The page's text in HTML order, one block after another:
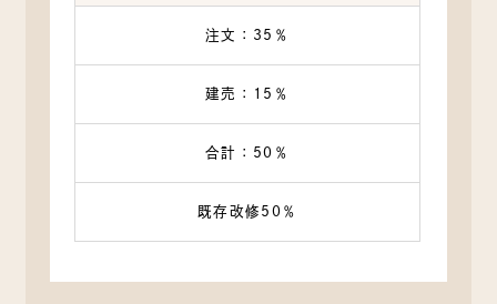
注文：35％
建売：15％
合計：50％
既存改修50％